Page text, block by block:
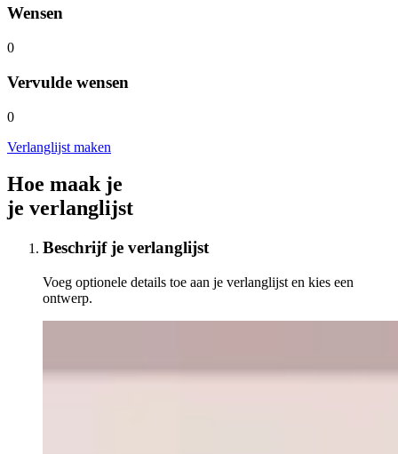
Wensen
0
Vervulde wensen
0
Verlanglijst maken
Hoe maak je
je verlanglijst
Beschrijf je verlanglijst
Voeg optionele details toe aan je verlanglijst en kies een
ontwerp.